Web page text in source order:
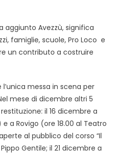
aggiunto Avezzù, significa
famiglie, scuole, Pro Loco e
un contributo a costruire
l’unica messa in scena per
mese di dicembre altri 5
il 16 dicembre a
e a Rovigo (ore 18.00 al Teatro
al pubblico del corso “Il
Gentile; il 21 dicembre a